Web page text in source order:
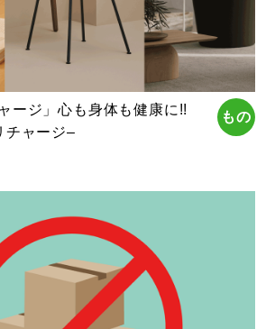
ージ」心も身体も健康に!!
チャージ–
もの